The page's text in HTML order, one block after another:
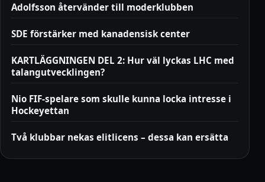
Adolfsson återvänder till moderklubben
SDE förstärker med kanadensisk center
KARTLÄGGNINGEN DEL 2: Hur väl lyckas LHC med
talangutvecklingen?
Nio FIF-spelare som skulle kunna locka intresse i
Hockeyettan
Två klubbar nekas elitlicens – dessa kan ersätta